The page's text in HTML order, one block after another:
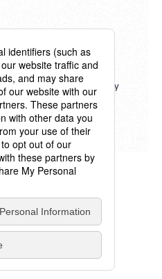
name and logo used by
IP Holdings, LLC.
Reserved.